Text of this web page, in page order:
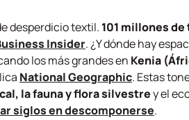
desperdicio textil. 101 millones
Insider. ¿Y dónde hay
los más grandes en Kenia
National Geographic. Estas
la fauna y flora silvestrey el
siglos en descomponerse.